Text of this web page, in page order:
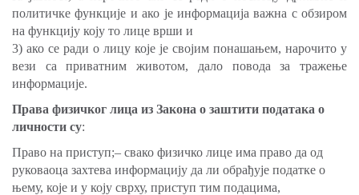
политичке функције и ако је информација важна с обзиром
на функцију коју то лице врши и
3) ако се ради о лицу које је својим понашањем, нарочито у
вези са приватним животом, дало повода за тражење
информације.
Права физичког лица из Закона о заштити података о
личности су:
Право на приступ;– свако физичко лице има право да од
руковаоца захтева информацију да ли обрађује податке о
њему, које и у коју сврху, приступ тим подацима,